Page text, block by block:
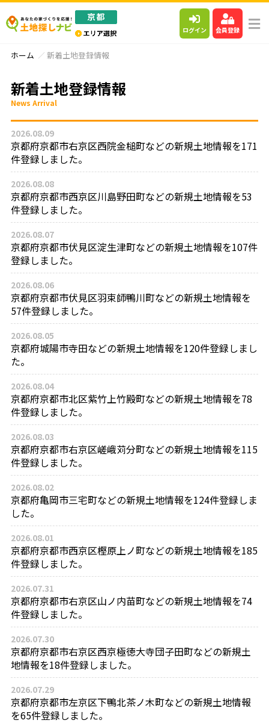
ログイン 会員登録
ホーム 新着土地登録情報
新着土地登録情報
News Arrival
2026.08.09
京都府京都市右京区西院金槌町などの新規土地情報を171
件登録しました。
2026.08.08
京都府京都市西京区川島野田町などの新規土地情報を53
件登録しました。
2026.08.07
京都府京都市伏見区淀生津町などの新規土地情報を107件
登録しました。
2026.08.06
京都府京都市伏見区羽束師鴨川町などの新規土地情報を
57件登録しました。
2026.08.05
京都府城陽市寺田などの新規土地情報を120件登録しまし
た。
2026.08.04
京都府京都市北区紫竹上竹殿町などの新規土地情報を78
件登録しました。
2026.08.03
京都府京都市右京区嵯峨苅分町などの新規土地情報を115
件登録しました。
2026.08.02
京都府亀岡市三宅町などの新規土地情報を124件登録しま
した。
2026.08.01
京都府京都市西京区樫原上ノ町などの新規土地情報を185
件登録しました。
2026.07.31
京都府京都市右京区山ノ内苗町などの新規土地情報を74
件登録しました。
2026.07.30
京都府京都市右京区西京極徳大寺団子田町などの新規土
地情報を18件登録しました。
2026.07.29
京都府京都市左京区下鴨北茶ノ木町などの新規土地情報
を65件登録しました。